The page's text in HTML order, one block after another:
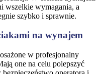
wszelkie wymagania, a
szybko i sprawnie.
na wynajem
w profesjonalny
one na celu polepszyć